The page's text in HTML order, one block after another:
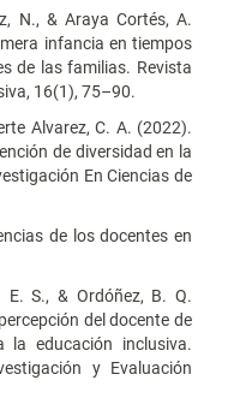
N., & Araya Cortés, A.
infancia en tiempos
de las familias. Revista
16(1), 75–90.
Alvarez, C. A. (2022).
de diversidad en la
En Ciencias de
de los docentes en
E. S., & Ordóñez, B. Q.
del docente de
la educación inclusiva.
y Evaluación